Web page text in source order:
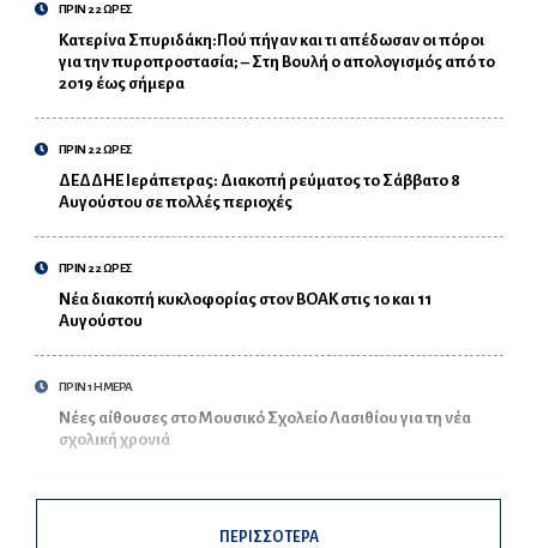
ΠΡΙΝ 22 ΩΡΕΣ
Κατερίνα Σπυριδάκη:Πού πήγαν και τι απέδωσαν οι πόροι
για την πυροπροστασία; – Στη Βουλή ο απολογισμός από το
2019 έως σήμερα
ΠΡΙΝ 22 ΩΡΕΣ
ΔΕΔΔΗΕ Ιεράπετρας: Διακοπή ρεύματος το Σάββατο 8
Αυγούστου σε πολλές περιοχές
ΠΡΙΝ 22 ΩΡΕΣ
Νέα διακοπή κυκλοφορίας στον ΒΟΑΚ στις 10 και 11
Αυγούστου
ΠΡΙΝ 1 ΗΜΕΡΑ
Νέες αίθουσες στο Μουσικό Σχολείο Λασιθίου για τη νέα
σχολική χρονιά
ΠΕΡΙΣΣΟΤΕΡΑ